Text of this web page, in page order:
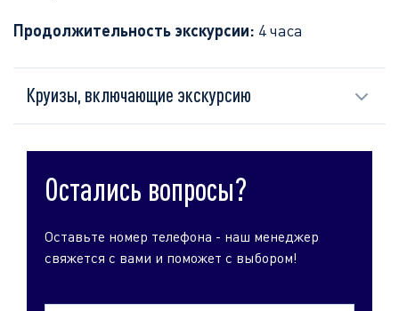
Продолжительность экскурсии: 4 часа
Круизы, включающие экскурсию
Остались вопросы?
Оставьте номер телефона - наш менеджер
свяжется с вами и поможет с выбором!